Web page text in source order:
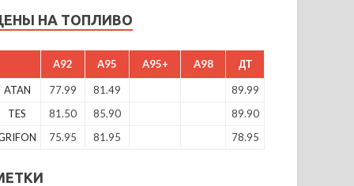
НА ТОПЛИВО
A92 A95 A95+ A98 ДТ
ATAN 77.99 81.49
89.99
TES
81.50 85.90
89.90
75.95 81.95 78.95